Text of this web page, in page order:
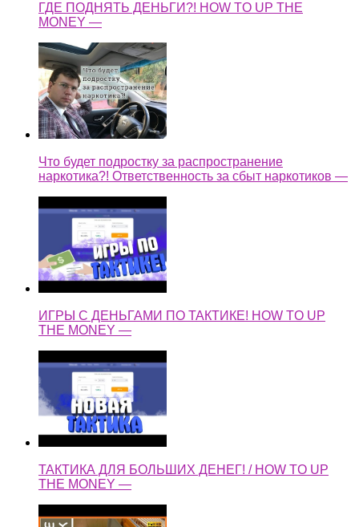
ГДЕ ПОДНЯТЬ ДЕНЬГИ?! HOW TO UP THE
MONEY —
Что будет подростку за распространение
наркотика?! Ответственность за сбыт наркотиков —
ИГРЫ С ДЕНЬГАМИ ПО ТАКТИКЕ! HOW TO UP
THE MONEY —
ТАКТИКА ДЛЯ БОЛЬШИХ ДЕНЕГ! / HOW TO UP
THE MONEY —